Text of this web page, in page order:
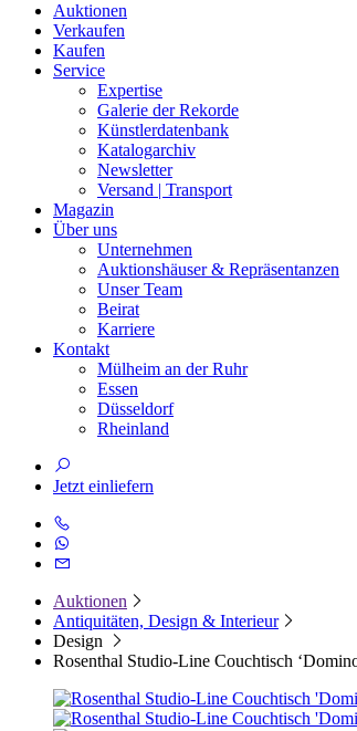
Auktionen
Verkaufen
Kaufen
Service
Expertise
Galerie der Rekorde
Künstlerdatenbank
Katalogarchiv
Newsletter
Versand | Transport
Magazin
Über uns
Unternehmen
Auktionshäuser & Repräsentanzen
Unser Team
Beirat
Karriere
Kontakt
Mülheim an der Ruhr
Essen
Düsseldorf
Rheinland
Jetzt einliefern
Auktionen
Antiquitäten, Design & Interieur
Design
Rosenthal Studio-Line Couchtisch